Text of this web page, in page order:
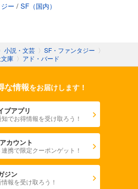
ー / SF（国内）
小説・文芸 〉 SF・ファンタジー 〉
庫 〉 アド・バード
な情報をお届けします！
ブアプリ
でお得情報を受け取ろう！
カウント
携で限定クーポンゲット！
ジン
報を受け取ろう！